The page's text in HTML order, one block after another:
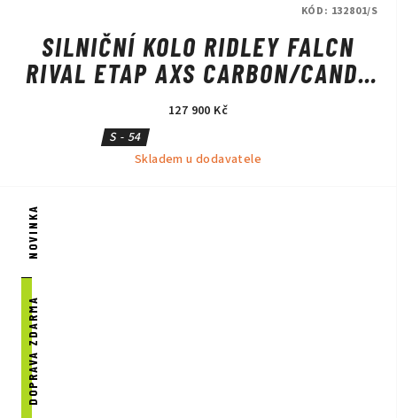
SILNIČNÍ KOLO RIDLEY FALCN
RIVAL ETAP AXS CARBON/CANDY
RED METALLIC/SILVER
127 900 Kč
S - 54
Skladem u dodavatele
KÓD: 132801/S
NOVINKA
DOPRAVA ZDARMA